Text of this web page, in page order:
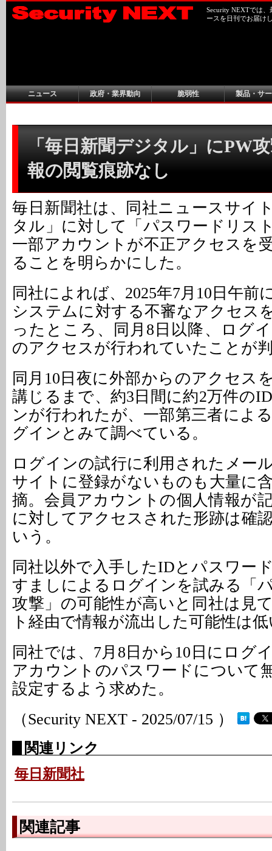
Security NEXTでは
ースを日刊でお届け
ニュース 政府・業界動向 脆弱性 製品・サ
「毎日新聞デジタル」にPW
報の閲覧痕跡なし
毎日新聞社は、同社ニュースサイ
タル」に対して「パスワードリス
一部アカウントが不正アクセスを
ることを明らかにした。
同社によれば、2025年7月10日午前
システムに対する不審なアクセス
ったところ、同月8日以降、ログ
のアクセスが行われていたことが
同月10日夜に外部からのアクセス
講じるまで、約3日間に約2万件の
ンが行われたが、一部第三者によ
グインとみて調べている。
ログインの試行に利用されたメー
サイトに登録がないものも大量に
摘。会員アカウントの個人情報が
に対してアクセスされた形跡は確
いう。
同社以外で入手したIDとパスワー
すましによるログインを試みる「
攻撃」の可能性が高いと同社は見
ト経由で情報が流出した可能性は
同社では、7月8日から10日にログ
アカウントのパスワードについて
設定するよう求めた。
（Security NEXT - 2025/07/15 ）
関連リンク
毎日新聞社
関連記事